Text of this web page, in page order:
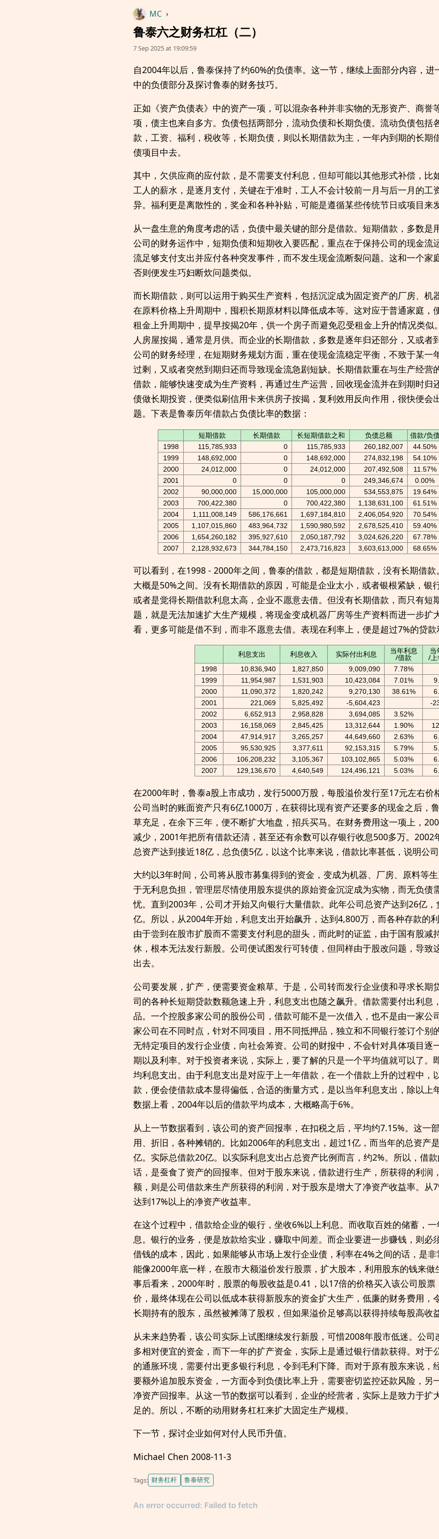
MC ›
鲁泰六之财务杠杠（二）
7 Sep 2025 at 19:09:59
自2004年以后，鲁泰保持了约60%的负债率。这一节，继续上面部分内容，进
中的负债部分及探讨鲁泰的财务技巧。
正如《资产负债表》中的资产一项，可以混杂各种并非实物的无形资产、商誉
项，债主也来自多方。负债包括两部分，流动负债和长期负债。流动负债包括
款，工资、福利，税收等，长期负债，则以长期借款为主，一年内到期的长期
债项目中去。
其中，欠供应商的应付款，是不需要支付利息，但却可能以其他形式补偿，比
工人的薪水，是逐月支付，关键在于准时，工人不会计较前一月与后一月的工
异。福利更是离散性的，奖金和各种补贴，可能是遵循某些传统节日或项目来
从一盘生意的角度考虑的话，负债中最关键的部分是借款。短期借款，多数是
公司的财务运作中，短期负债和短期收入要匹配，重点在于保持公司的现金流
流足够支付支出并应付各种突发事件，而不发生现金流断裂问题。这和一个家
否则便发生巧妇断炊问题类似。
而长期借款，则可以运用于购买生产资料，包括沉淀成为固定资产的厂房、机
在原料价格上升周期中，囤积长期原材料以降低成本等。这对应于普通家庭，
租金上升周期中，提早按揭20年，供一个房子而避免忍受租金上升的情况类似
人房屋按揭，通常是月供。而企业的长期借款，多数是逐年归还部分，又或者
公司的财务经理，在短期财务规划方面，重在使现金流稳定平衡，不致于某一
过剩，又或者突然到期归还而导致现金流急剧短缺。长期借款重在与生产经营
借款，能够快速变成为生产资料，再通过生产运营，回收现金流并在到期时归
债做长期投资，便类似刷信用卡来供房子按揭，复利效用反向作用，很快便会
题。下表是鲁泰历年借款占负债比率的数据：
短期借款 长期借款 长短期借款之和 负债总额 借款/负
1998 115,785,933 0 115,785,933 260,182,007
44.50%
1999
148,692,000 0 148,692,000 274,832,198
54.10%
2000
24,012,000 0 24,012,000 207,492,508
11.57%
2001
0 0 0 249,346,674
0.00%
2002
90,000,000 15,000,000 105,000,000 534,553,875
19.64%
2003
700,422,380 0 700,422,380 1,138,631,100
61.51%
2004
1,111,008,149 586,176,661 1,697,184,810 2,406,054,920
70.54%
2005
1,107,015,860 483,964,732 1,590,980,592 2,678,525,410
59.40%
2006
1,654,260,182 395,927,610 2,050,187,792 3,024,626,220
67.78%
2007
2,128,932,673 344,784,150 2,473,716,823 3,603,613,000 68.65%
可以看到，在1998 - 2000年之间，鲁泰的借款，都是短期借款，没有长期借
大概是50%之间。没有长期借款的原因，可能是企业太小，或者银根紧缺，银
或者是觉得长期借款利息太高，企业不愿意去借。但没有长期借款，而只有短
题，就是无法加速扩大生产规模，将现金变成机器厂房等生产资料而进一步扩
看，更多可能是借不到，而非不愿意去借。表现在利率上，便是超过7%的贷
利息支出 利息收入 实际付出利息 当年利息
/借款
当
/上
1998 10,836,940 1,827,850 9,009,090
7.78%
1999
11,954,987 1,531,903 10,423,084 7.01%
2000
11,090,372 1,820,242 9,270,130 38.61%
2001
221,069 5,825,492 -5,604,423
-
2002
6,652,913 2,958,828 3,694,085
3.52%
2003
16,158,069 2,845,425 13,312,644 1.90%
2004
47,914,917 3,265,257 44,649,660 2.63%
2005
95,530,925 3,377,611 92,153,315 5.79%
2006
106,208,232 3,105,367 103,102,865 5.03%
2007
129,136,670 4,640,549 124,496,121 5.03%
在2000年时，鲁泰a股上市成功，发行5000万股，每股溢价发行至17元左右价
公司当时的账面资产只有6亿1000万，在获得比现有资产还要多的现金之后，
草充足，在余下三年，便不断扩大地盘，招兵买马。在财务费用这一项上，
减少，2001年把所有借款还清，甚至还有余数可以存银行收息500多万。2002
总资产达到接近18亿，总负债5亿，以这个比率来说，借款比率甚低，说明公
大约以3年时间，公司将从股市募集得到的资金，变成为机器、厂房、原料等
于无利息负担，管理层尽情使用股东提供的原始资金沉淀成为实物，而无负债
忧。直到2003年，公司才开始又向银行大量借款。此年公司总资产达到26亿
亿。所以，从2004年开始，利息支出开始飙升，达到4,800万，而各种存款的
由于尝到在股市扩股而不需要支付利息的甜头，而此时的证监，由于国有股减
休，根本无法发行新股。公司便试图发行可转债，但同样由于股改问题，导致
出去。
公司要发展，扩产，便需要资金粮草。于是，公司转而发行企业债和寻求长期
司的各种长短期贷款数额急速上升，利息支出也随之飙升。借款需要付出利息
品。一个控股多家公司的股份公司，借款可能不是一次借入，也不是由一家公
家公司在不同时点，针对不同项目，用不同抵押品，独立和不同银行签订个别
无特定项目的发行企业债，向社会筹资。公司的财报中，不会针对具体项目逐
期以及利率。对于投资者来说，实际上，要了解的只是一个平均值就可以了。
均利息支出。由于利息支出是对应于上一年借款，在一个借款上升的过程中，
款，便会使借款成本显得偏低，合适的衡量方式，是以当年利息支出，除以上
数据上看，2004年以后的借款平均成本，大概略高于6%。
从上一节数据看到，该公司的资产回报率，在扣税之后，平均约7.15%。这一
用、折旧，各种摊销的。比如2006年的利息支出，超过1亿，而当年的总资产
亿。实际总借款20亿。以实际利息支出占总资产比例而言，约2%。所以，借
话，是蚕食了资产的回报率。但对于股东来说，借款进行生产，所获得的利润
额，则是公司借款来生产所获得的利润，对于股东是增大了净资产收益率。从
达到17%以上的净资产收益率。
在这个过程中，借款给企业的银行，坐收6%以上利息。而收取百姓的储蓄，
息。银行的业务，便是放款给实业，赚取中间差。而企业要进一步赚钱，则必
借钱的成本，因此，如果能够从市场上发行企业债，利率在4%之间的话，是
能像2000年底一样，在股市大额溢价发行股票，扩大股本，利用股东的钱来
事后看来，2000年时，股票的每股收益是0.41，以17倍的价格买入该公司股票
价，最终体现在公司以低成本获得新股东的资金扩大生产，低廉的财务费用，
长期持有的股东，虽然被摊薄了股权，但如果溢价足够高以获得持续每股高收
从未来趋势看，该公司实际上试图继续发行新股，可惜2008年股市低迷。公
多相对便宜的资金，而下一年的扩产资金，实际上是通过银行借款获得。对于
的通胀环境，需要付出更多银行利息，令到毛利下降。而对于原有股东来说，
要额外追加股东资金，一方面令到负债比率上升，需要密切监控还款风险，另
净资产回报率。从这一节的数据可以看到，企业的经营者，实际上是致力于扩
足的。所以，不断的动用财务杠杠来扩大固定生产规模。
下一节，探讨企业如何对付人民币升值。
Michael Chen 2008-11-3
Tags: 财务杠杆 鲁泰研究